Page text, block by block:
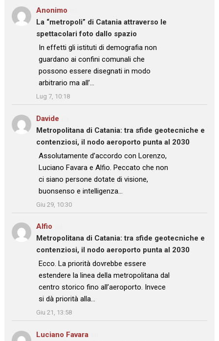
Anonimo
La “metropoli” di Catania attraverso le
spettacolari foto dallo spazio
: “In effetti gli istituti di demografia non
guardano ai confini comunali che
possono essere disegnati in modo
arbitrario ma all’…
”
Lug 7, 10:18
Davide
Metropolitana di Catania: tra sfide geotecniche e
contenziosi, il nodo aeroporto punta al 2030
: “
Assolutamente d’accordo con Lorenzo,
Luciano Favara e Alfio. Peccato che non
ci siano persone dotate di visione,
buonsenso e intelligenza…
”
Giu 29, 10:30
Alfio
Metropolitana di Catania: tra sfide geotecniche e
contenziosi, il nodo aeroporto punta al 2030
: “Ecco. La priorità dovrebbe essere
estendere la linea della metropolitana dal
centro storico fino all’aeroporto. Invece
si dà priorità alla…
”
Giu 21, 13:58
Luciano Favara